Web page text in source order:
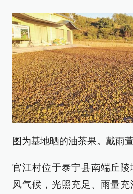
图为基地晒的油茶果。戴雨
官江村位于泰宁县南端丘
风气候，光照充足、雨量